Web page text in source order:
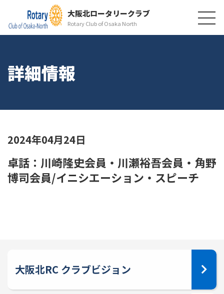
大阪北ロータリークラブ
Rotary Club of Osaka North
詳細情報
2024年04月24日
卓話：川崎隆史会員・川瀬裕吾会員・角野
博司会員/イニシエーション・スピーチ
大阪北RC クラブビジョン